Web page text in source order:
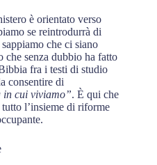
è orientato verso
se reintrodurrà di
che ci siano
senza dubbio ha fatto
fra i testi di studio
consentire di
in cui viviamo”. È qui che
l’insieme di riforme